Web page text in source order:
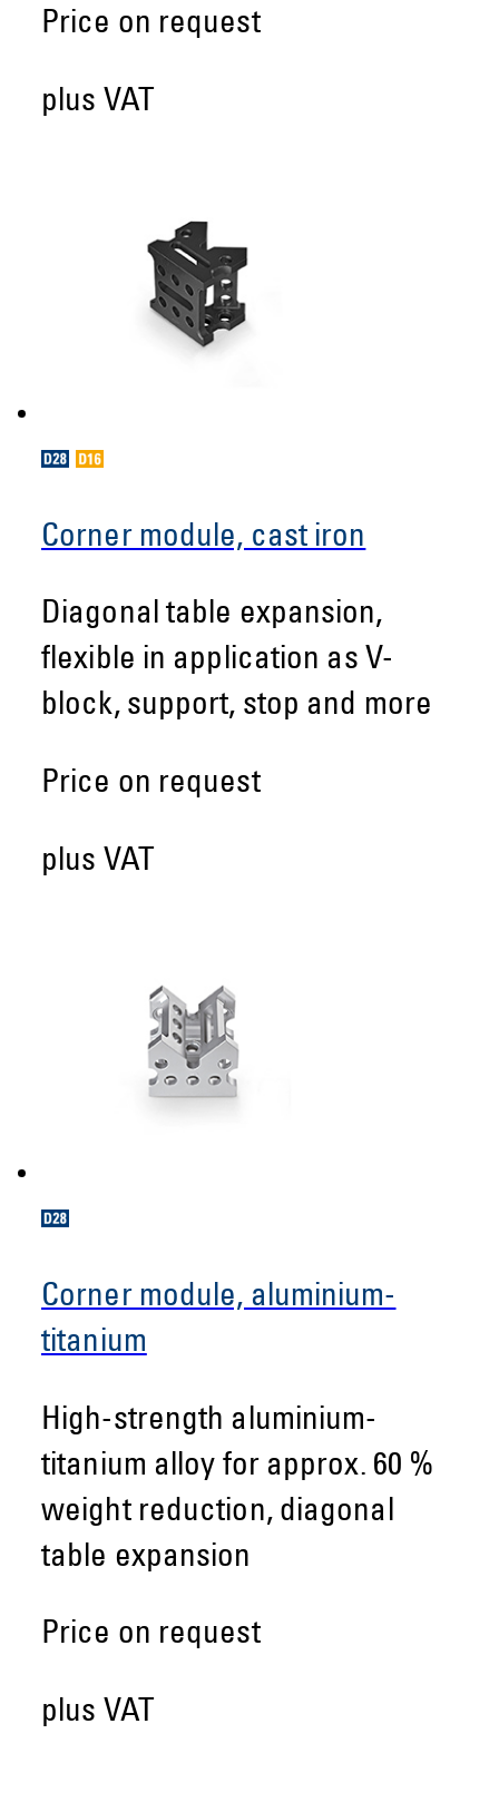
Price on request
plus VAT
Corner module, cast iron
Diagonal table expansion,
flexible in application as V-
block, support, stop and more
Price on request
plus VAT
Corner module, aluminium-
titanium
High-strength aluminium-
titanium alloy for approx. 60 %
weight reduction, diagonal
table expansion
Price on request
plus VAT